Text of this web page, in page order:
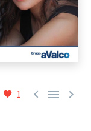
1   